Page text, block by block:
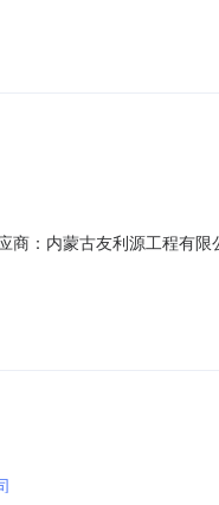
诉接收单位：内蒙古能源
：内蒙古友利源工程有
邮箱：